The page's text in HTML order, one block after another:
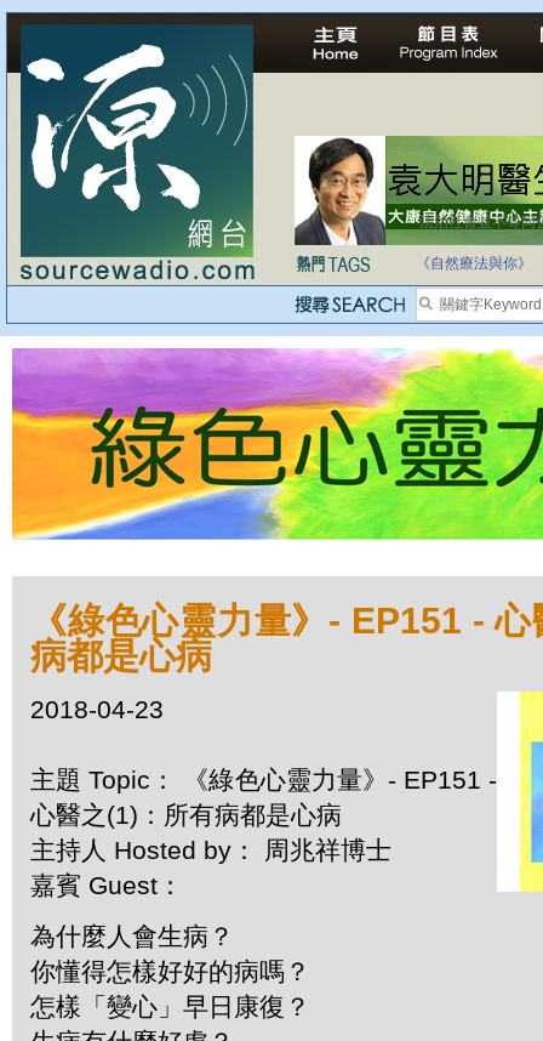
法治社會並不等同
自家教育合法化-
《自然療法與你》
《綠色心靈力量》- EP151 -
病都是心病
2018-04-23
主題 Topic： 《綠色心靈力量》- EP151 -
心醫之(1)：所有病都是心病
主持人 Hosted by： 周兆祥博士
嘉賓 Guest：
為什麼人會生病？
你懂得怎樣好好的病嗎？
怎樣「變心」早日康復？